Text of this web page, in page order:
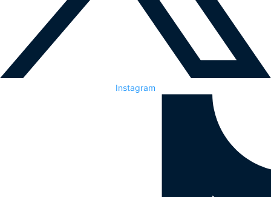
Instagram